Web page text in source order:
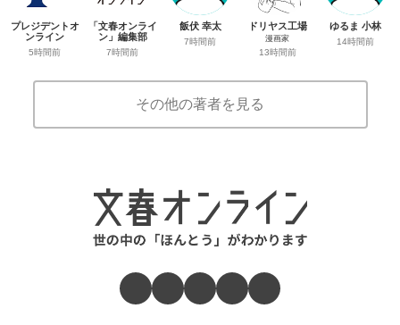
プレジデントオ
ンライン
5時間前
「文春オンライ
ン」編集部
7時間前
飯伏 幸太
7時間前
ドリヤス工場
漫画家
13時間前
ゆるま 小林
14時間前
その他の著者を見る